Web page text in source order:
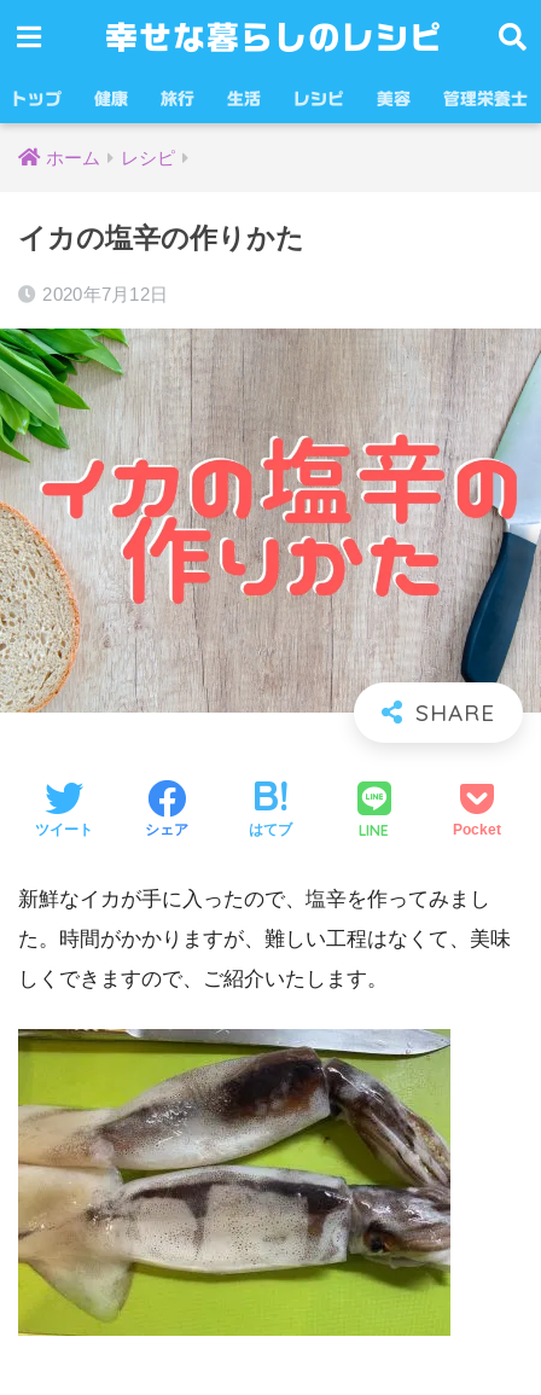
幸せな暮らしのレシピ
トップ 健康 旅行 生活 レシピ 美容 管理栄養士
ホーム レシピ
イカの塩辛の作りかた
2020年7月12日
ツイート シェア はてブ LINE Pocket
新鮮なイカが手に入ったので、塩辛を作ってみまし
た。時間がかかりますが、難しい工程はなくて、美味
しくできますので、ご紹介いたします。